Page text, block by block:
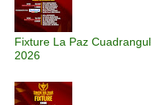
Fixture La Paz
2026